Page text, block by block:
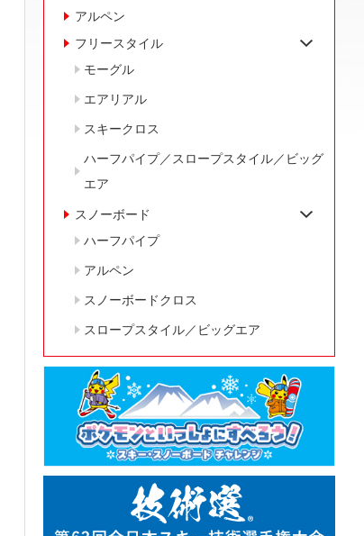
アルペン
フリースタイル
モーグル
エアリアル
スキークロス
ハーフパイプ／スロープスタイル／ビッグ
エア
スノーボード
ハーフパイプ
アルペン
スノーボードクロス
スロープスタイル／ビッグエア